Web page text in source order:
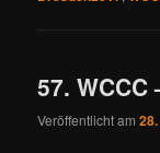
57.
Veröffentlicht am